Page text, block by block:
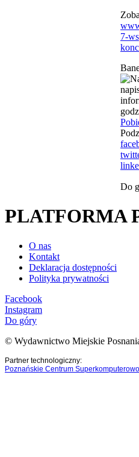
7-
Do
PLATFORMA
O nas
Kontakt
Deklaracja dostępności
Polityka prywatności
Facebook
Instagram
Do góry
© Wydawnictwo Miejskie
Partner technologiczny:
Poznańskie Centrum